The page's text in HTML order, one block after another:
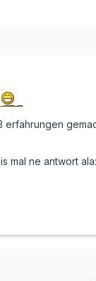
erfahrungen
ne antwort